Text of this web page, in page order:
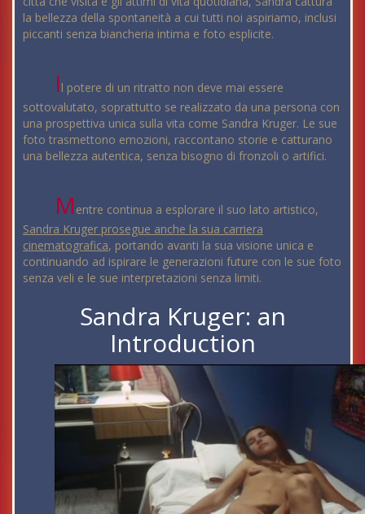
la bellezza della spontaneità a cui tutti noi aspiriamo, inclusi
piccanti senza biancheria intima e foto esplicite.
Il potere di un ritratto non deve mai essere
sottovalutato, soprattutto se realizzato da una persona con
una prospettiva unica sulla vita come Sandra Kruger. Le sue
foto trasmettono emozioni, raccontano storie e catturano
una bellezza autentica, senza bisogno di fronzoli o artifici.
M entre continua a esplorare il suo lato artistico,
Sandra Kruger prosegue anche la sua carriera
cinematografica, portando avanti la sua visione unica e
continuando ad ispirare le generazioni future con le sue foto
senza veli e le sue interpretazioni senza limiti.
Sandra Kruger: an
Introduction